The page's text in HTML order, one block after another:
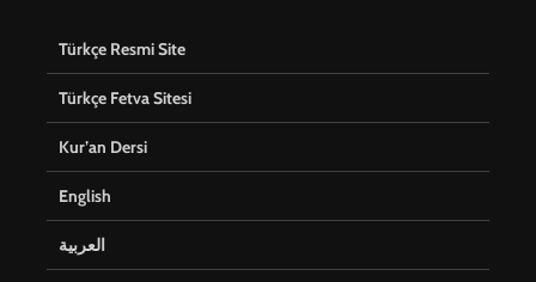
Türkçe Resmi Site
Türkçe Fetva Sitesi
Kur’an Dersi
English
العربية